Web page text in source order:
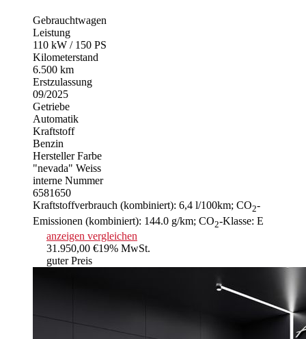
Gebrauchtwagen
Leistung
110 kW / 150 PS
Kilometerstand
6.500 km
Erstzulassung
09/2025
Getriebe
Automatik
Kraftstoff
Benzin
Hersteller Farbe
"nevada" Weiss
interne Nummer
6581650
Kraftstoffverbrauch (kombiniert): 6,4 l/100km; CO2-
Emissionen (kombiniert): 144.0 g/km; CO2-Klasse: E
anzeigen vergleichen
31.950,00 €19% MwSt.
guter Preis